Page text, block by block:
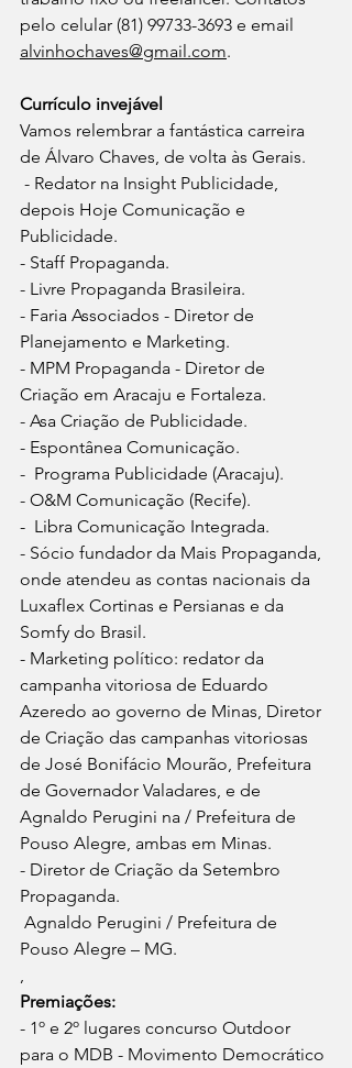
pelo celular (81) 99733-3693 e email
alvinhochaves@gmail.com.
Currículo invejável
Vamos relembrar a fantástica carreira
de Álvaro Chaves, de volta às Gerais.
- Redator na Insight Publicidade,
depois Hoje Comunicação e
Publicidade.
- Staff Propaganda.
- Livre Propaganda Brasileira.
- Faria Associados - Diretor de
Planejamento e Marketing.
- MPM Propaganda - Diretor de
Criação em Aracaju e Fortaleza.
- Asa Criação de Publicidade.
- Espontânea Comunicação.
-  Programa Publicidade (Aracaju).
- O&M Comunicação (Recife).
-  Libra Comunicação Integrada.
- Sócio fundador da Mais Propaganda,
onde atendeu as contas nacionais da
Luxaflex Cortinas e Persianas e da
Somfy do Brasil.
- Marketing político: redator da
campanha vitoriosa de Eduardo
Azeredo ao governo de Minas, Diretor
de Criação das campanhas vitoriosas
de José Bonifácio Mourão, Prefeitura
de Governador Valadares, e de
Agnaldo Perugini na / Prefeitura de
Pouso Alegre, ambas em Minas.
- Diretor de Criação da Setembro
Propaganda.
Agnaldo Perugini / Prefeitura de
Pouso Alegre – MG.
Premiações:
- 1º e 2º lugares concurso Outdoor
para o MDB - Movimento Democrático